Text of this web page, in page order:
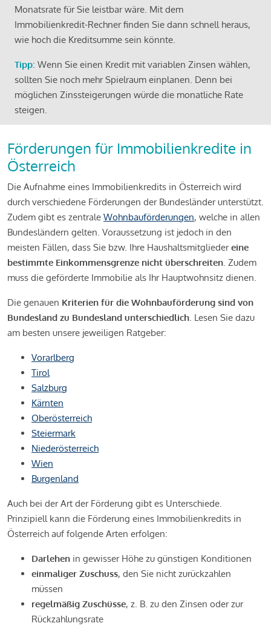
Monatsrate für Sie leistbar wäre. Mit dem
Immobilienkredit-Rechner finden Sie dann schnell heraus,
wie hoch die Kreditsumme sein könnte.
Tipp: Wenn Sie einen Kredit mit variablen Zinsen wählen,
sollten Sie noch mehr Spielraum einplanen. Denn bei
möglichen Zinssteigerungen würde die monatliche Rate
steigen.
Förderungen für Immobilienkredite in
Österreich
Die Aufnahme eines Immobilienkredits in Österreich wird
durch verschiedene Förderungen der Bundesländer unterstützt.
Zudem gibt es zentrale Wohnbauförderungen, welche in allen
Bundesländern gelten. Voraussetzung ist jedoch in den
meisten Fällen, dass Sie bzw. Ihre Haushaltsmitgliedereine
bestimmte Einkommensgrenze nicht überschreiten. Zudem
muss die geförderte Immobilie als Ihr Hauptwohnsitz dienen.
Die genauen Kriterien für die Wohnbauförderung sind von
Bundesland zu Bundesland unterschiedlich. Lesen Sie dazu
am besten unsere jeweiligen Ratgeber:
Vorarlberg
Tirol
Salzburg
Kärnten
Oberösterreich
Steiermark
Niederösterreich
Wien
Burgenland
Auch bei der Art der Förderung gibt es Unterschiede.
Prinzipiell kann die Förderung eines Immobilienkredits in
Österreich auf folgende Arten erfolgen:
Darlehen in gewisser Höhe zu günstigen Konditionen
einmaliger Zuschuss, den Sie nicht zurückzahlen
müssen
regelmäßig Zuschüsse, z. B. zu den Zinsen oder zur
Rückzahlungsrate